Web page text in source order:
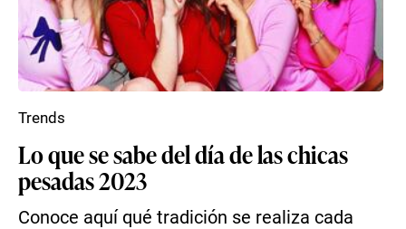
Lo que se sabe del día de las chicas
pesadas 2023
Conoce aquí qué tradición se realiza cada
Trends